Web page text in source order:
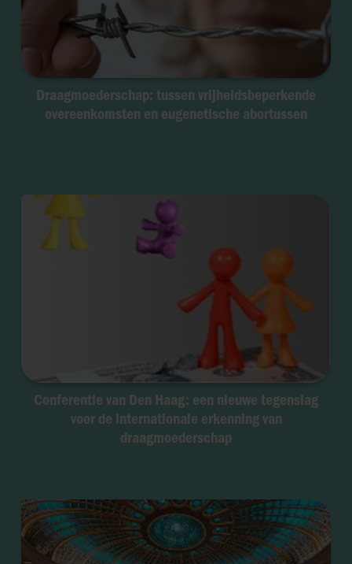
Draagmoederschap: tussen vrijheidsbeperkende
overeenkomsten en eugenetische abortussen
Conferentie van Den Haag: een nieuwe tegenslag
voor de internationale erkenning van
draagmoederschap